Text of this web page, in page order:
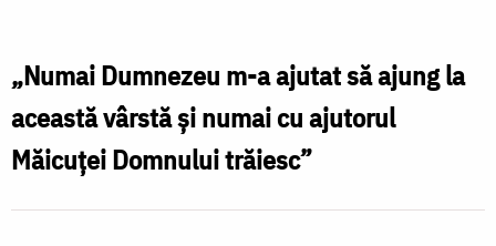
mai
bine
este
„Numai Dumnezeu m-a ajutat să ajung la
această vârstă și numai cu ajutorul
Măicuței Domnului trăiesc”